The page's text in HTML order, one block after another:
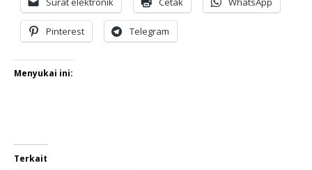
Pinterest Telegram
Menyukai ini:
Terkait